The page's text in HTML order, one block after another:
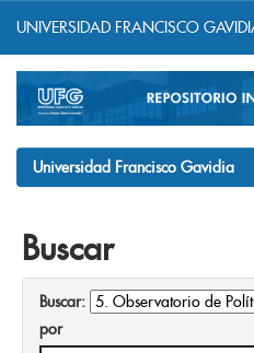
navigation
UNIVERSIDAD FRANCISCO
Universidad Francisco Gavidia
Buscar
Buscar:
por